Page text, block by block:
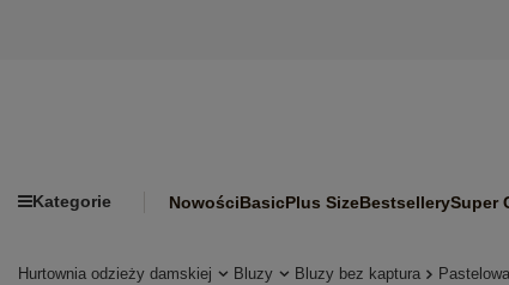
Kategorie NowościBasicPlus SizeBestsellerySuper
Hurtownia odzieży damskiej Bluzy Bluzy bez kaptura